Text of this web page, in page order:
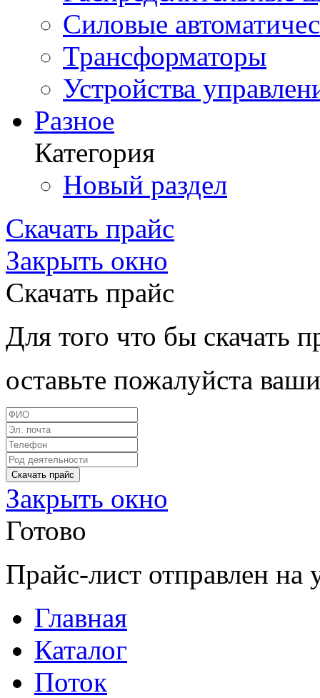
Силовые
Трансформаторы
Устройства
Разное
Категория
Новый раздел
Скачать прайс
Закрыть окно
Скачать прайс
Для того что бы скачать
оставьте пожалуйста
Закрыть окно
Готово
Прайс-лист отправлен
Главная
Каталог
Поток